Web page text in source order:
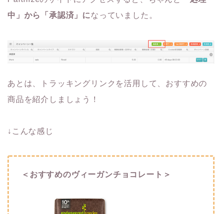
中」から「承認済」になっていました。
あとは、トラッキングリンクを活用して、おすすめの
商品を紹介しましょう！
↓こんな感じ
＜おすすめのヴィーガンチョコレート＞